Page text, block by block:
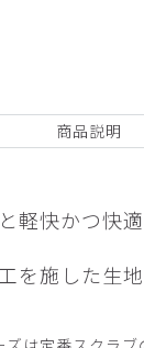
商品説明
軽快かつ快
を施した生